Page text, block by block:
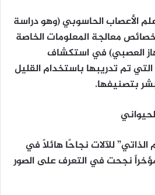
الأعصاب الحاسوبي (وهو دراسة
معالجة المعلومات الخاصة
العصبي) في استكشاف
تم تدريبها باستخدام القليل
بتصنيفها.
الذاتي” للآلات نجاحًا هائلاً في
نجحت في التعرف على الصور